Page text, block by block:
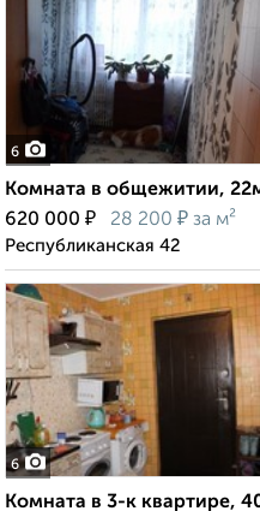
6
Комната в общежитии,
620 000 ₽ 28 200 ₽ за м²
Республиканская 42
6
Комната в 3-к квартире,